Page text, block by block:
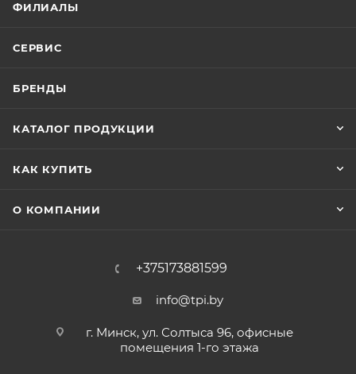
ФИЛИАЛЫ
СЕРВИС
БРЕНДЫ
КАТАЛОГ ПРОДУКЦИИ
КАК КУПИТЬ
О КОМПАНИИ
+375173881599
info@tpi.by
г. Минск, ул. Солтыса 96, офисные
помещения 1-го этажа